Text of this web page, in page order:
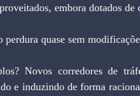
embora dotados de
perdura quase sem
Novos corredores de
e induzindo de forma